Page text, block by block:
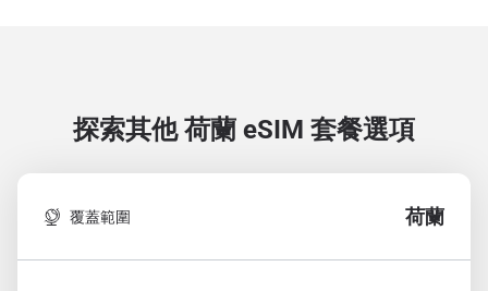
探索其他 荷蘭 eSIM 套餐選項
覆蓋範圍 荷蘭